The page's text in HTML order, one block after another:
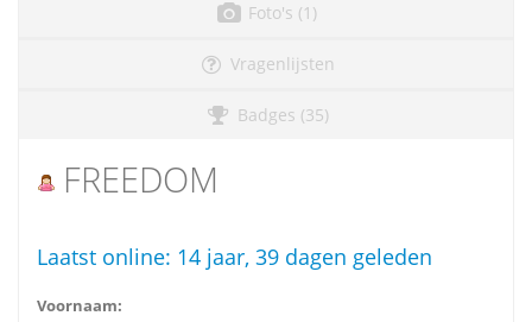
Foto's (1)
Vragenlijsten
Badges (35)
FREEDOM
Laatst online: 14 jaar, 39 dagen geleden
Voornaam: